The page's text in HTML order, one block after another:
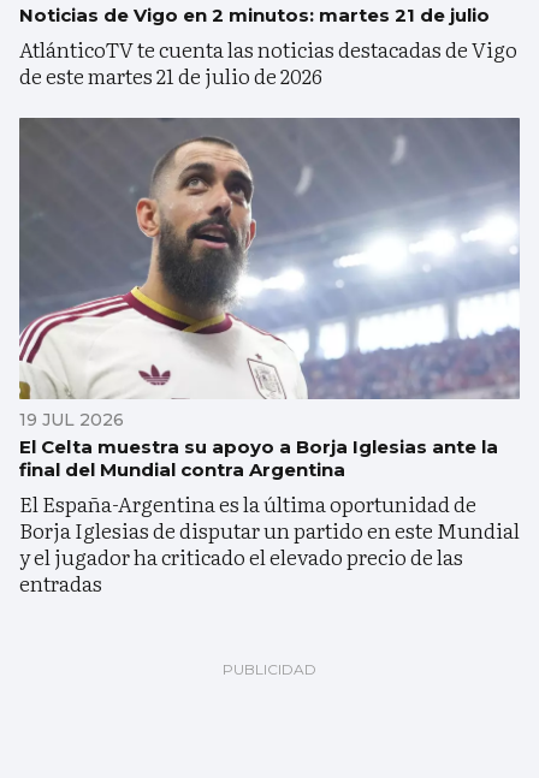
Noticias de Vigo en 2 minutos: martes 21 de julio
AtlánticoTV te cuenta las noticias destacadas de Vigo
de este martes 21 de julio de 2026
19 JUL 2026
El Celta muestra su apoyo a Borja Iglesias ante la
final del Mundial contra Argentina
El España-Argentina es la última oportunidad de
Borja Iglesias de disputar un partido en este Mundial
y el jugador ha criticado el elevado precio de las
entradas